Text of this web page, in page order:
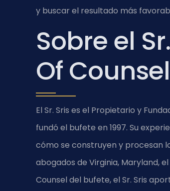
y buscar el resultado más
Sobre el
Of
El Sr. Sris es el Propietario y
fundó el bufete en 1997. Su
cómo se construyen y procesan
abogados de Virginia, Maryland,
Counsel del bufete, el Sr. Sris